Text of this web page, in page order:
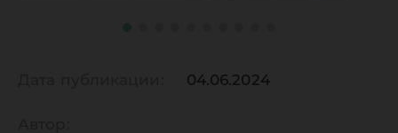
04.06.2024